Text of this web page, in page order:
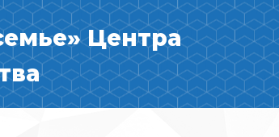
Центра